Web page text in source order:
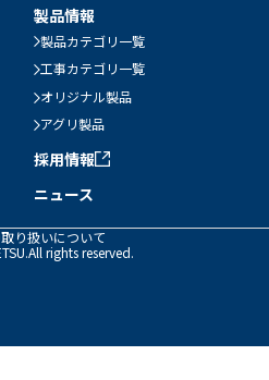
製品情報
製品カテゴリ一覧
工事カテゴリ一覧
オリジナル製品
アグリ製品
採用情報
ニュース
り扱いについて
rights reserved.